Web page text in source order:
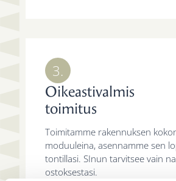
3.
Oikeastivalmis
toimitus
Toimitamme rakennuksen
moduuleina, asennamme sen
tontillasi. SInun tarvitsee vain
ostoksestasi.